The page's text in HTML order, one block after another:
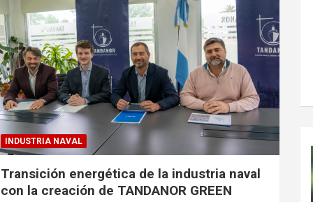
INDUSTRIA NAVAL
Transición energética de la industria naval
con la creación de TANDANOR GREEN